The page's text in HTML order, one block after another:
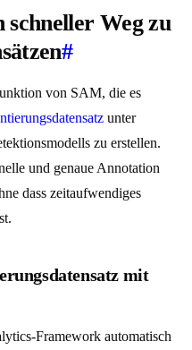
Weg zu
#
von SAM, die es
unter
zu erstellen.
und genaue Annotation
dass zeitaufwendiges
mit
Framework automatisch